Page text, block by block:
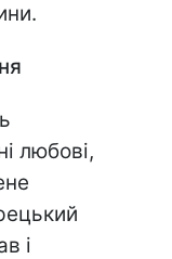
любові,
і